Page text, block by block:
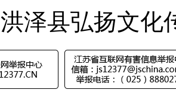
洪泽县弘扬文化